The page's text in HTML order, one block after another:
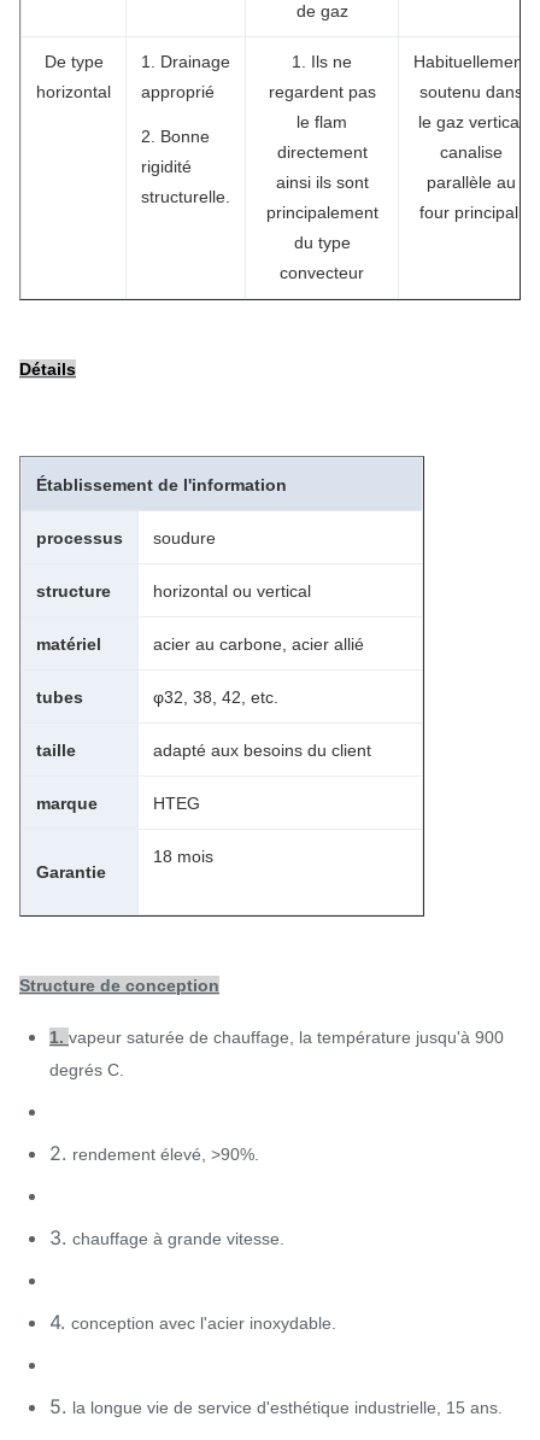
de gaz
De type
horizontal
1. Drainage
approprié
2. Bonne
rigidité
structurelle.
1. Ils ne
regardent pas
le flam
directement
ainsi ils sont
principalement
du type
convecteur
Habituellement
soutenu dans
le gaz vertical
canalise
parallèle au
four principal.
Détails
Établissement de l'information
processus soudure
structure horizontal ou vertical
matériel acier au carbone, acier allié
tubes φ32, 38, 42, etc.
taille adapté aux besoins du client
marque HTEG
Garantie
18 mois
Structure de conception
1. vapeur saturée de chauffage, la température jusqu'à 900
degrés C.
2. rendement élevé, >90%.
3. chauffage à grande vitesse.
4. conception avec l'acier inoxydable.
5. la longue vie de service d'esthétique industrielle, 15 ans.